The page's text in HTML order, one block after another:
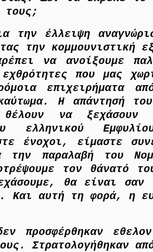
τους;
την έλλειψη
την κοµµουνιστική
να ανοίξουµε
εχθρότητες που µας
επιχειρήµατα
Η απάντησή
να ξεχάσουν
ελληνικού
ένοχοι, είµαστε
την παραλαβή του
τον θάνατό
θα είναι σαν
Και αυτή τη φορά, η
προσφέρθηκαν
Στρατολογήθηκαν